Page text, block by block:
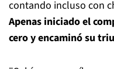
contando incluso con
Apenas iniciado el
cero y encaminó su